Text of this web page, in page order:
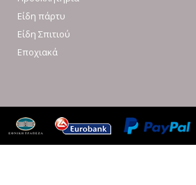
Είδη πάρτυ
Είδη Σπιτιού
Εποχιακά